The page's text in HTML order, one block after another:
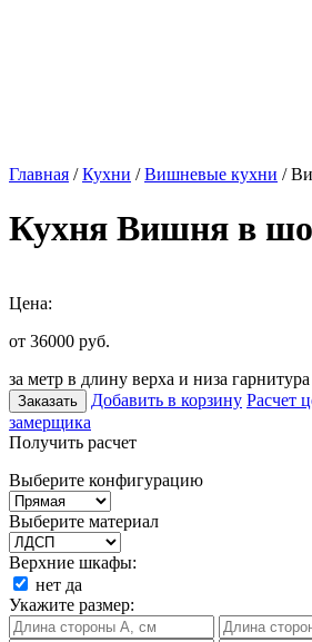
Главная /Кухни /Вишневые кухни /
Кухня Вишня в
Цена:
от 36000 руб.
за метр в длину верха и низа гарнитура
Заказать Добавить в корзину Расчет
замерщика
Получить расчет
Выберите конфигурацию
Выберите материал
Верхние шкафы:
нет да
Укажите размер: